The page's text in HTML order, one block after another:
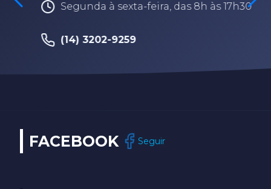
Segunda à sexta-feira, das 8h às 17h30
(14) 3202-9259
FACEBOOK Seguir